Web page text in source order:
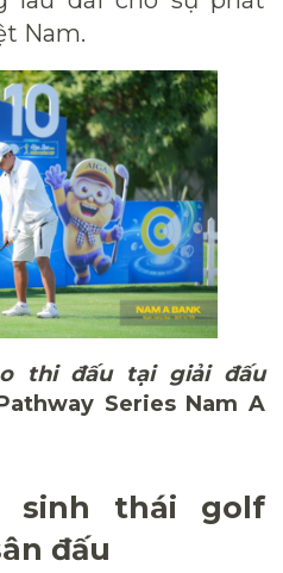
Nam.
thi đấu tại giải đấu
Series Nam A
sinh thái golf
đấu